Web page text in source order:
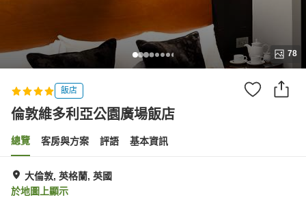
78
飯店
倫敦維多利亞公園廣場飯店
總覽 客房與方案 評語 基本資訊
大倫敦, 英格蘭, 英國
於地圖上顯示